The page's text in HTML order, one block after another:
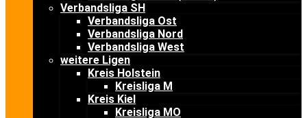
Verbandsliga SH
Verbandsliga Ost
Verbandsliga Nord
Verbandsliga West
weitere Ligen
Kreis Holstein
Kreisliga M
Kreis Kiel
Kreisliga MO